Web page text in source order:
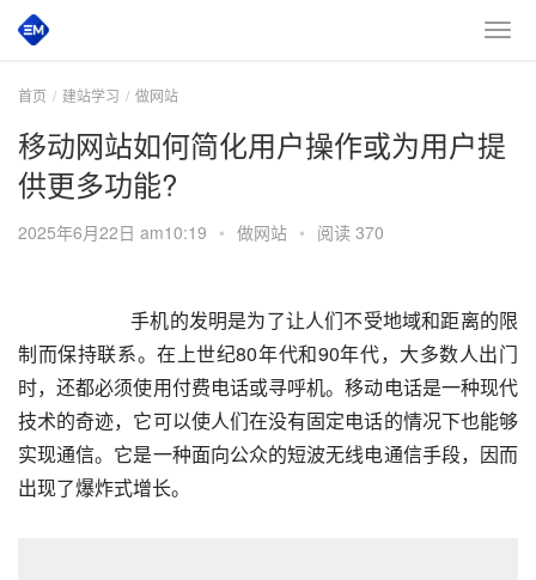
首页 建站学习 做网站
移动网站如何简化用户操作或为用户提
供更多功能?
2025年6月22日 am10:19 • 做网站 • 阅读 370
手机的发明是为了让人们不受地域和距离的限
制而保持联系。在上世纪80年代和90年代，大多数人出门
时，还都必须使用付费电话或寻呼机。移动电话是一种现代
技术的奇迹，它可以使人们在没有固定电话的情况下也能够
实现通信。它是一种面向公众的短波无线电通信手段，因而
出现了爆炸式增长。